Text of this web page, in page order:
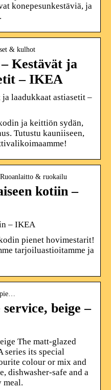
konepesunkestäviä, ja
& kulhot
Kestävät ja
– IKEA
laadukkaat astiasetit –
ja keittiön sydän,
Tutustu kauniiseen,
& ruokailu
kotiin –
– IKEA
pienet hovimestarit!
tarjoiluastioitamme ja
beige –
The matt-glazed
series its special
colour or mix and
dishwasher-safe and a
meal.